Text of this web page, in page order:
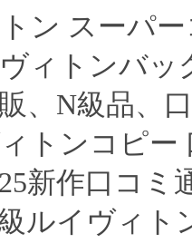
ン スーパ
ィトンバ
、N級品、
トンコピー
新作口コ
ルイヴィト